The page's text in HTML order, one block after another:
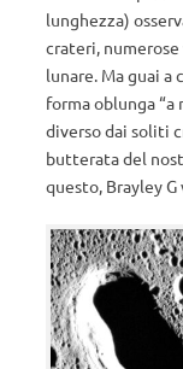
lunghezza)
crateri,
lunare. Ma guai a
forma oblunga “a
diverso dai soliti
butterata del
questo, Brayley